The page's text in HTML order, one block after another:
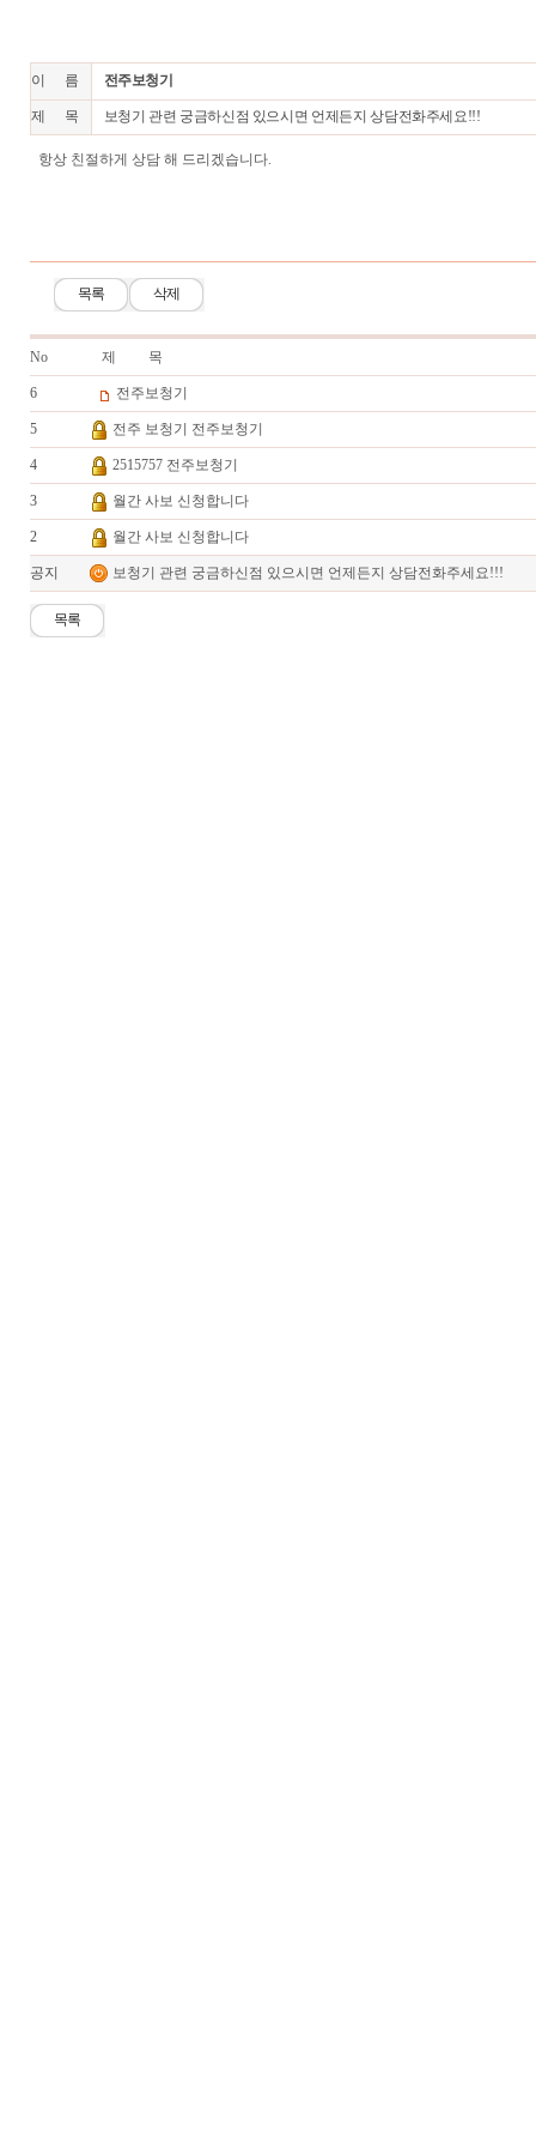
이 름 전주보청기
제 목 보청기 관련 궁금하신점 있으시면 언제든지 상담전화주세요!!!
항상 친절하게 상담 해 드리겠습니다.
목록 삭제
No 제 목
6 전주보청기
5 전주 보청기 전주보청기
4 2515757 전주보청기
3 월간 사보 신청합니다
2 월간 사보 신청합니다
공지 보청기 관련 궁금하신점 있으시면 언제든지 상담전화주세요!!!
목록